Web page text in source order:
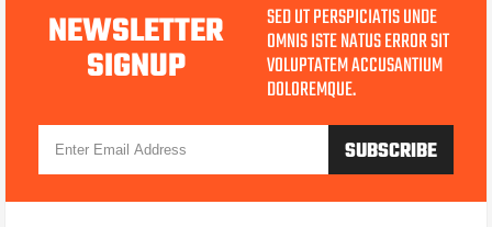
NEWSLETTER
SIGNUP
SED UT PERSPICIATIS UNDE
OMNIS ISTE NATUS ERROR SIT
VOLUPTATEM ACCUSANTIUM
DOLOREMQUE.